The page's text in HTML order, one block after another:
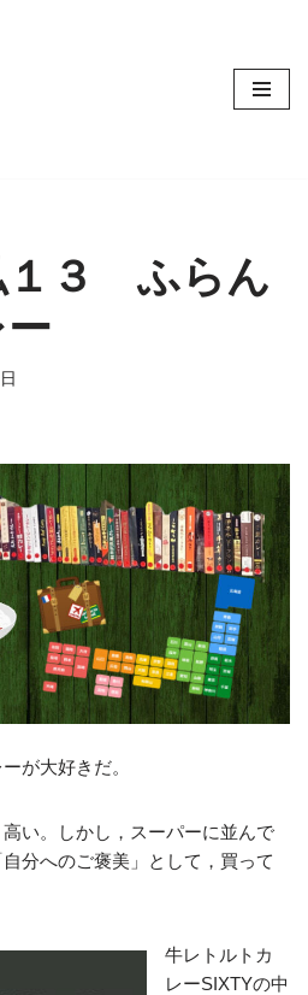
１３ ふらん
が大好きだ。
い。しかし，スーパーに並んで
分へのご褒美」として，買って
牛レトルトカ
レーSIXTYの中